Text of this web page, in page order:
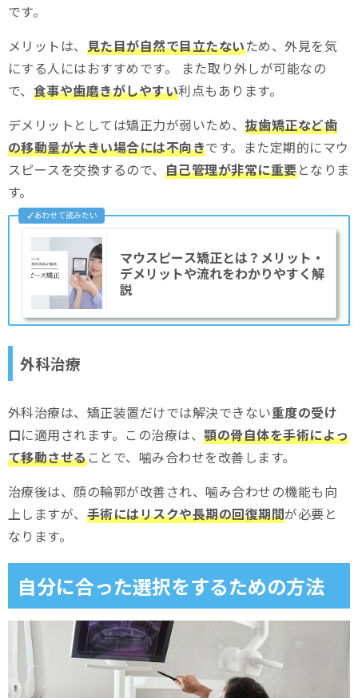
です。
メリットは、 見た目が自然で目立たないため、外見を気
にする人にはおすすめです。 また取り外しが可能なの
で、 食事や歯磨きがしやすい利点もあります。
デメリットとしては矯正力が弱いため、 抜歯矯正など歯
の移動量が大きい場合には不向きです。また定期的にマウ
スピースを交換するので、 自己管理が非常に重要となりま
す。
マウスピース矯正とは？メリット・
デメリットや流れをわかりやすく解
説
外科治療
外科治療は、矯正装置だけでは解決できない重度の受け
口に適用されます。この治療は、顎の骨自体を手術によっ
て移動させることで、噛み合わせを改善します。
治療後は、顔の輪郭が改善され、噛み合わせの機能も向
上しますが、 手術にはリスクや長期の回復期間が必要と
なります。
自分に合った選択をするための方法